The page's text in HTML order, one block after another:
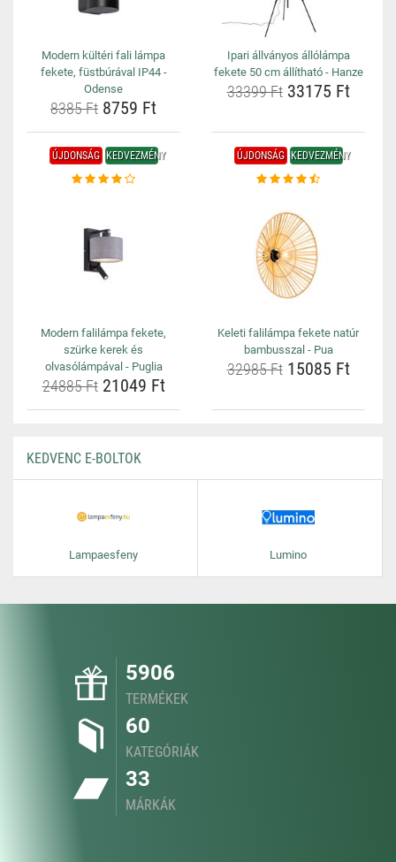
Modern kültéri fali lámpa
fekete, füstbúrával IP44 -
Odense
8385 Ft 8759 Ft
Ipari állványos állólámpa
fekete 50 cm állítható - Hanze
33399 Ft33175 Ft
ÚJDONSÁG KEDVEZMÉNY
Modern falilámpa fekete,
szürke kerek és
olvasólámpával - Puglia
24885 Ft21049 Ft
ÚJDONSÁG KEDVEZMÉNY
Keleti falilámpa fekete natúr
bambusszal - Pua
32985 Ft15085 Ft
KEDVENC E-BOLTOK
Lampaesfeny Lumino
5906
TERMÉKEK
60
KATEGÓRIÁK
33
MÁRKÁK